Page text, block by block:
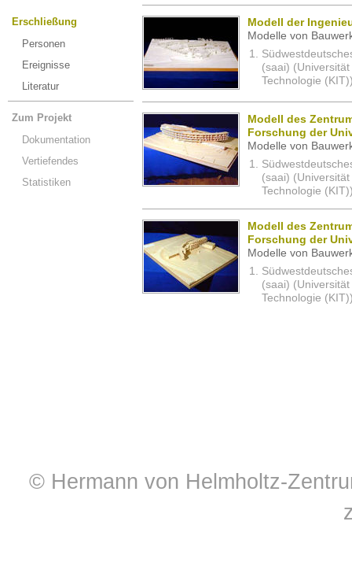
Erschließung
Personen
Ereignisse
Literatur
Zum Projekt
Dokumentation
Vertiefendes
Statistiken
Modell der
Modelle von
(saai)
Technologie
Modell des
Forschung der
Modelle von
(saai)
Technologie
Modell des
Forschung der
Modelle von
(saai)
Technologie
© Hermann von Helmholtz-